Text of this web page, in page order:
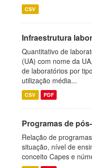
CSV
Infraestrutura
Quantitativo de
(UA) com nome da
de laboratórios por
utilização média...
CSV PDF
Programas de
Relação de
situação, nível de
conceito Capes e